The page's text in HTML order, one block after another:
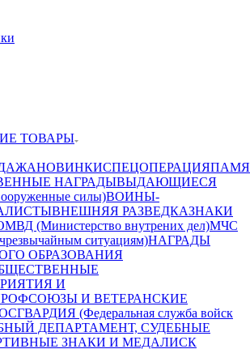
ТОВАРЫ
НОВИНКИСПЕЦОПЕРАЦИЯ
НАГРАДЫВЫДАЮЩИЕСЯ
силы)ВОИНЫ-
ВНЕШНЯЯ РАЗВЕДКАЗНАКИ
МВД (Министерство внутрених дел)МЧС
ситуациям)НАГРАДЫ
ОБРАЗОВАНИЯ
И
И ВЕТЕРАНСКИЕ
(Федеральная служба войск
ДЕПАРТАМЕНТ, СУДЕБНЫЕ
ЗНАКИ И МЕДАЛИСК